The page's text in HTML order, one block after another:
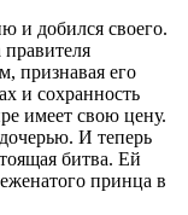
и добился своего.
признавая его
и сохранность
имеет свою цену.
И теперь
битва. Ей
принца в